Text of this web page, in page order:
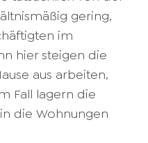
gering,
im
hier steigen die
aus arbeiten,
Fall lagern die
die Wohnungen